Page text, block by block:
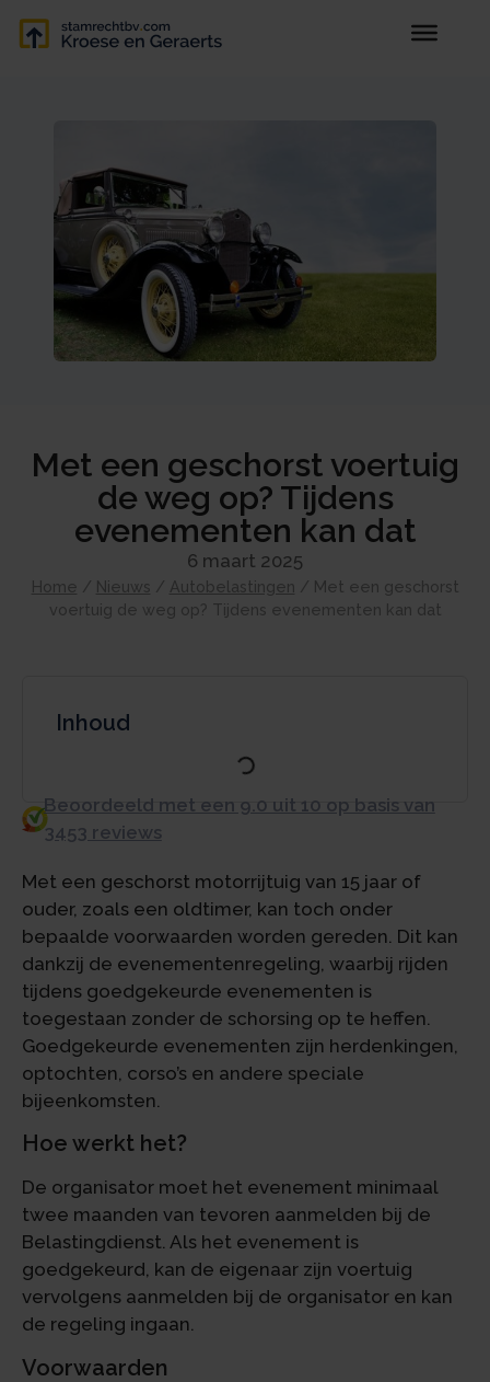
Met een geschorst voertuig
de weg op? Tijdens
evenementen kan dat
6 maart 2025
Home / Nieuws / Autobelastingen / Met een geschorst
voertuig de weg op? Tijdens evenementen kan dat
Inhoud
Beoordeeld met een 9.0 uit 10 op basis van
3453 reviews
Met een geschorst motorrijtuig van 15 jaar of
ouder, zoals een oldtimer, kan toch onder
bepaalde voorwaarden worden gereden. Dit kan
dankzij de evenementenregeling, waarbij rijden
tijdens goedgekeurde evenementen is
toegestaan zonder de schorsing op te heffen.
Goedgekeurde evenementen zijn herdenkingen,
optochten, corso’s en andere speciale
bijeenkomsten.
Hoe werkt het?
De organisator moet het evenement minimaal
twee maanden van tevoren aanmelden bij de
Belastingdienst. Als het evenement is
goedgekeurd, kan de eigenaar zijn voertuig
vervolgens aanmelden bij de organisator en kan
de regeling ingaan.
Voorwaarden